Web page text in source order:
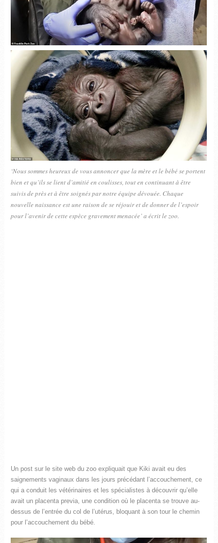
‘Nous sommes heureux de vous annoncer que la mère et le bébé se portent
bien et qu’ils se lient d’amitié en coulisses, tout en continuant à être
suivis de près et à être soignés par notre équipe dévouée. Chaque
nouvelle naissance est une raison de se réjouir et de donner de l’espoir
pour l’avenir de cette espèce gravement menacée’ a écrit le zoo.
Un post sur le site web du zoo expliquait que Kiki avait eu des
saignements vaginaux dans les jours précédant l’accouchement, ce
qui a conduit les vétérinaires et les spécialistes à découvrir qu’elle
avait un placenta previa, une condition où le placenta se trouve au-
dessus de l’entrée du col de l’utérus, bloquant à son tour le chemin
pour l’accouchement du bébé.